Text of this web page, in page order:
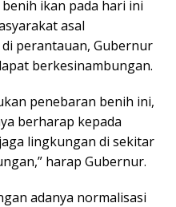
ikan pada hari ini
asal
perantauan, Gubernur
berkesinambungan.
penebaran benih ini,
berharap kepada
lingkungan di sekitar
harap Gubernur.
adanya normalisasi